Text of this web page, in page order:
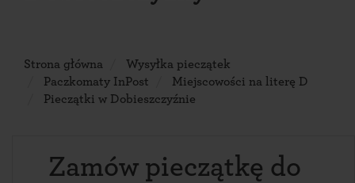
Strona główna
Wysyłka pieczątek
Paczkomaty InPost
Miejscowości na literę D
Pieczątki w Dobieszczyźnie
Zamów pieczątkę do